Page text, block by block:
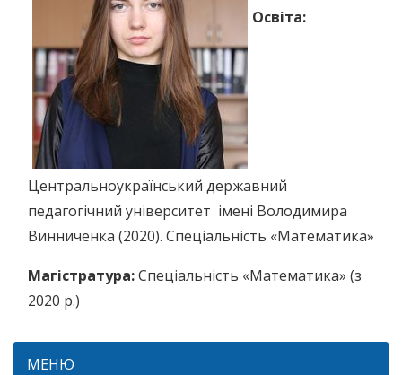
Освіта:
Центральноукраїнський державний
педагогічний університет імені Володимира
Винниченка (2020). Спеціальність «Математика»
Магістратура:Спеціальність «Математика» (з
2020 р.)
МЕНЮ